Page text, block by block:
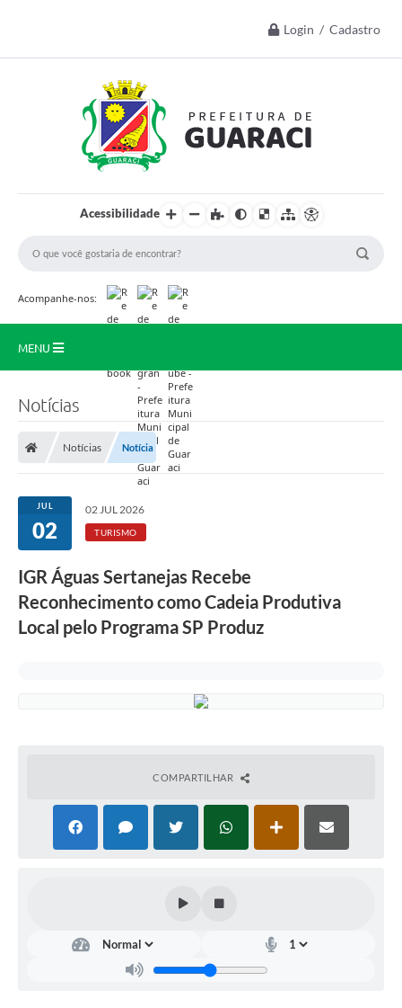
Login / Cadastro
Acessibilidade
Acompanhe-nos:
MENU
Secretarias
Covid-19
Audiências Públicas
Coleta de Sugestões
Transparência
Arquivos para Download
Notícias
Notícias Notícia
JUL
02
02 JUL 2026
TURISMO
IGR Águas Sertanejas Recebe
Reconhecimento como Cadeia Produtiva
Local pelo Programa SP Produz
COMPARTILHAR